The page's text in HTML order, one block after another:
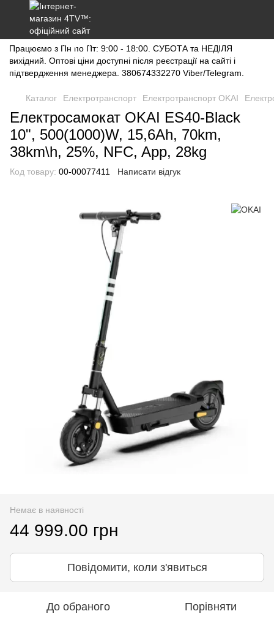
Працюємо з Пн по Пт: 9:00 - 18:00. СУБОТА та НЕДІЛЯ
вихідний. Оптові ціни доступні після реєстрації на сайті і
підтвердження менеджера. 380674332270 Viber/Telegram.
Каталог Електротранспорт Електротранспорт OKAI
Електросамокат OKAI ES40-Black
10", 500(1000)W, 15,6Ah, 70km,
38km\h, 25%, NFC, App, 28kg
Код товару: 00-00077411 Написати відгук
Немає в наявності
44 999.00 грн
Повідомити, коли з'явиться
До обраного Порівняти